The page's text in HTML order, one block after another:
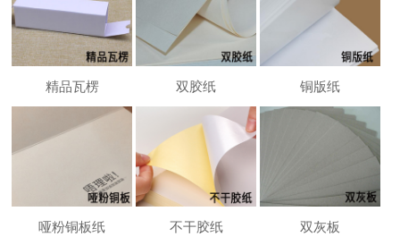
精品瓦楞 双胶纸 铜版纸
哑粉铜板纸 不干胶纸 双灰板